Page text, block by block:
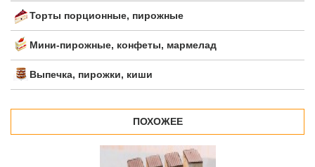
Торты порционные, пирожные
Мини-пирожные, конфеты, мармелад
Выпечка, пирожки, киши
ПОХОЖЕЕ